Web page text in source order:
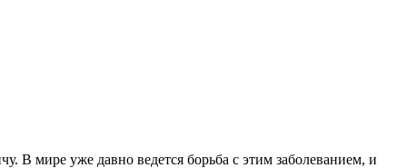
В мире уже давно ведется борьба с этим заболеванием, и